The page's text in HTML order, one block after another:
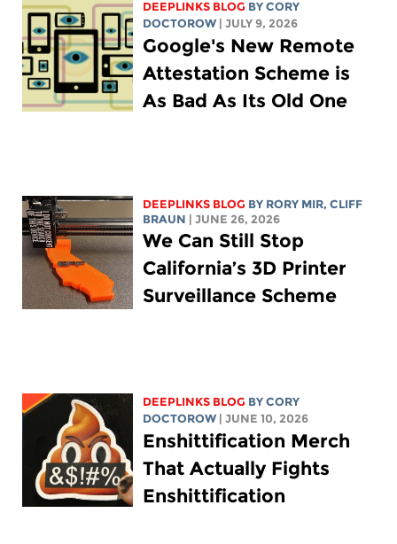
DEEPLINKS BLOG BYCORY
DOCTOROW
| JULY 9, 2026
Google's New Remote
Attestation Scheme is
As Bad As Its Old One
DEEPLINKS BLOG BY RORY MIR, CLIFF
BRAUN
| JUNE 26, 2026
We Can Still Stop
California’s 3D Printer
Surveillance Scheme
DEEPLINKS BLOG BYCORY
DOCTOROW
| JUNE 10, 2026
Enshittification Merch
That Actually Fights
Enshittification